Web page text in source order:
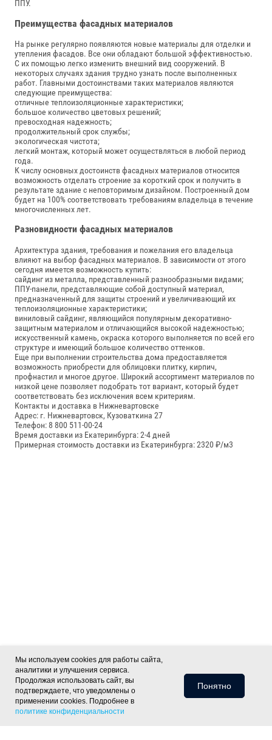
Мы используем cookies для работы сайта,
аналитики и улучшения сервиса.
Продолжая использовать сайт, вы
подтверждаете, что уведомлены о
применении cookies. Подробнее в
политике конфиденциальности
Понятно
ППУ.
Преимущества фасадных материалов
На рынке регулярно появляются новые материалы для отделки и
утепления фасадов. Все они обладают большой эффективностью.
С их помощью легко изменить внешний вид сооружений. В
некоторых случаях здания трудно узнать после выполненных
работ. Главными достоинствами таких материалов являются
следующие преимущества:
отличные теплоизоляционные характеристики;
большое количество цветовых решений;
превосходная надежность;
продолжительный срок службы;
экологическая чистота;
легкий монтаж, который может осуществляться в любой период
года.
К числу основных достоинств фасадных материалов относится
возможность отделать строение за короткий срок и получить в
результате здание с неповторимым дизайном. Построенный дом
будет на 100% соответствовать требованиям владельца в течение
многочисленных лет.
Разновидности фасадных материалов
Архитектура здания, требования и пожелания его владельца
влияют на выбор фасадных материалов. В зависимости от этого
сегодня имеется возможность купить:
сайдинг из металла, представленный разнообразными видами;
ППУ-панели, представляющие собой доступный материал,
предназначенный для защиты строений и увеличивающий их
теплоизоляционные характеристики;
виниловый сайдинг, являющийся популярным декоративно-
защитным материалом и отличающийся высокой надежностью;
искусственный камень, окраска которого выполняется по всей его
структуре и имеющий большое количество оттенков.
Еще при выполнении строительства дома предоставляется
возможность приобрести для облицовки плитку, кирпич,
профнастил и многое другое. Широкий ассортимент материалов по
низкой цене позволяет подобрать тот вариант, который будет
соответствовать без исключения всем критериям.
Контакты и доставка в Нижневартовске
Адрес: г. Нижневартовск, Кузоваткина 27
Телефон: 8 800 511-00-24
Время доставки из Екатеринбурга: 2-4 дней
Примерная стоимость доставки из Екатеринбурга: 2320 ₽/м3